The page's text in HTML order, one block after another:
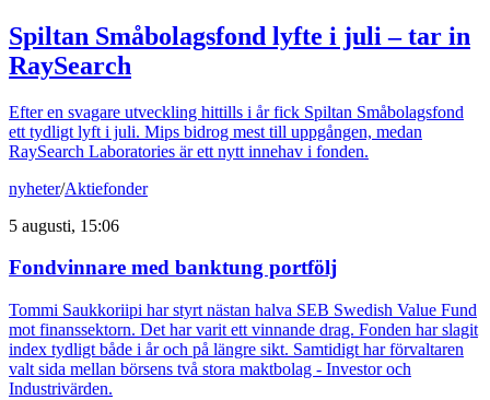
Spiltan Småbolagsfond lyfte i juli – tar in
RaySearch
Efter en svagare utveckling hittills i år fick Spiltan Småbolagsfond
ett tydligt lyft i juli. Mips bidrog mest till uppgången, medan
RaySearch Laboratories är ett nytt innehav i fonden.
nyheter/Aktiefonder
5 augusti, 15:06
Fondvinnare med banktung portfölj
Tommi Saukkoriipi har styrt nästan halva SEB Swedish Value Fund
mot finanssektorn. Det har varit ett vinnande drag. Fonden har slagit
index tydligt både i år och på längre sikt. Samtidigt har förvaltaren
valt sida mellan börsens två stora maktbolag - Investor och
Industrivärden.